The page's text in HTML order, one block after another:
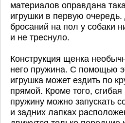
материалов оправдана
игрушки в первую
бросаний на пол у собаки
и не треснуло.
Конструкция щенка
него пружина. С помощью
игрушка может ездить по
прямой. Кроме того,
пружину можно запускать
и задних лапках